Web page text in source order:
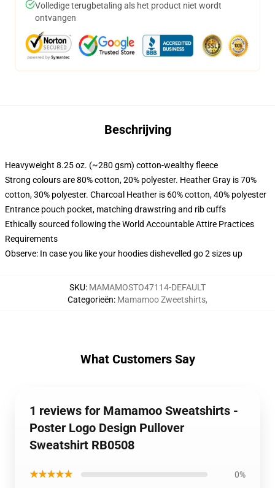
Volledige terugbetaling als het product niet wordt
ontvangen
Beschrijving
Heavyweight 8.25 oz. (~280 gsm) cotton-wealthy fleece
Strong colours are 80% cotton, 20% polyester. Heather Gray is 70%
cotton, 30% polyester. Charcoal Heather is 60% cotton, 40% polyester
Entrance pouch pocket, matching drawstring and rib cuffs
Ethically sourced following the World Accountable Attire Practices
Requirements
Observe: In case you like your hoodies dishevelled go 2 sizes up
SKU: MAMAMOSTO47114-DEFAULT
Categorieën: Mamamoo Zweetshirts,
What Customers Say
1 reviews for Mamamoo Sweatshirts -
Poster Logo Design Pullover
Sweatshirt RB0508
★★★★★ 0%